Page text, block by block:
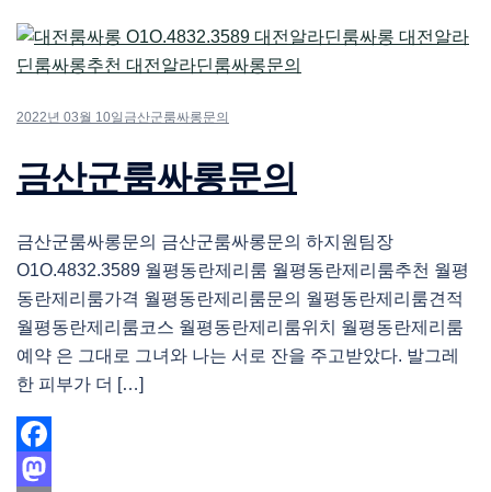
2022년 03월 10일 금산군룸싸롱문의
금산군룸싸롱문의
금산군룸싸롱문의 금산군룸싸롱문의 하지원팀장
O1O.4832.3589 월평동란제리룸 월평동란제리룸추천 월평
동란제리룸가격 월평동란제리룸문의 월평동란제리룸견적
월평동란제리룸코스 월평동란제리룸위치 월평동란제리룸
예약 은 그대로 그녀와 나는 서로 잔을 주고받았다. 발그레
한 피부가 더 […]
Facebook